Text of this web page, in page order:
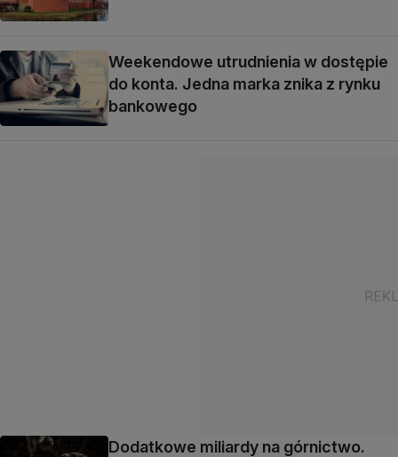
Weekendowe utrudnienia w dostępie
do konta. Jedna marka znika z rynku
bankowego
Dodatkowe miliardy na górnictwo.